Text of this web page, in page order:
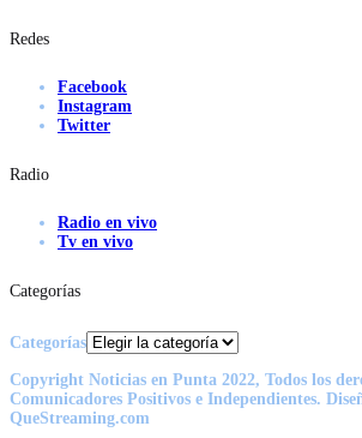
Redes
Facebook
Instagram
Twitter
Radio
Radio en vivo
Tv en vivo
Categorías
Categorías
Copyright Noticias en Punta 2022, Todos los
Comunicadores Positivos e Independientes.
QueStreaming.com